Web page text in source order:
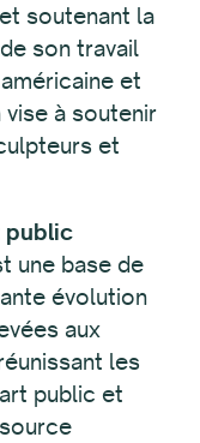
soutenant la
son travail
et
à soutenir
et
public
une base de
évolution
aux
les
public et